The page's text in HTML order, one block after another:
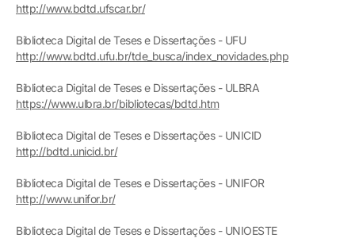
http://www.bdtd.ufscar.br/
Biblioteca Digital de Teses e Dissertações - UFU
http://www.bdtd.ufu.br/tde_busca/index_novidades.php
Biblioteca Digital de Teses e Dissertações - ULBRA
https://www.ulbra.br/bibliotecas/bdtd.htm
Biblioteca Digital de Teses e Dissertações - UNICID
http://bdtd.unicid.br/
Biblioteca Digital de Teses e Dissertações - UNIFOR
http://www.unifor.br/
Biblioteca Digital de Teses e Dissertações - UNIOESTE